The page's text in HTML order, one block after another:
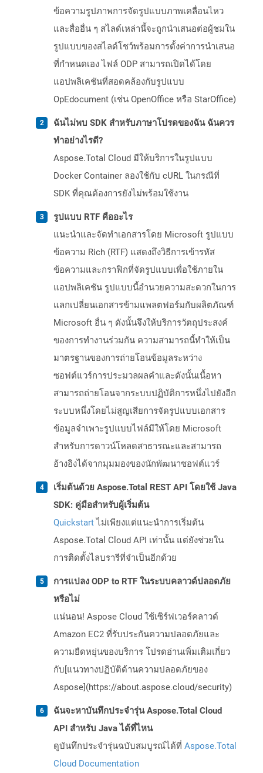
ข้อความรูปภาพการจัดรูปแบบภาพเคลื่อนไหว
และสื่ออื่น ๆ สไลด์เหล่านี้จะถูกนำเสนอต่อผู้ชมใน
รูปแบบของสไลด์โชว์พร้อมการตั้งค่าการนำเสนอ
ที่กำหนดเอง ไฟล์ ODP สามารถเปิดได้โดย
แอปพลิเคชันที่สอดคล้องกับรูปแบบ
OpEdocument (เช่น OpenOffice หรือ StarOffice)
ฉันไม่พบ SDK สำหรับภาษาโปรดของฉัน ฉันควร
ทำอย่างไรดี?
Aspose.Total Cloud มีให้บริการในรูปแบบ
Docker Container ลองใช้กับ cURL ในกรณีที่
SDK ที่คุณต้องการยังไม่พร้อมใช้งาน
รูปแบบ RTF คืออะไร
แนะนำและจัดทำเอกสารโดย Microsoft รูปแบบ
ข้อความ Rich (RTF) แสดงถึงวิธีการเข้ารหัส
ข้อความและกราฟิกที่จัดรูปแบบเพื่อใช้ภายใน
แอปพลิเคชัน รูปแบบนี้อำนวยความสะดวกในการ
แลกเปลี่ยนเอกสารข้ามแพลตฟอร์มกับผลิตภัณฑ์
Microsoft อื่น ๆ ดังนั้นจึงให้บริการวัตถุประสงค์
ของการทำงานร่วมกัน ความสามารถนี้ทำให้เป็น
มาตรฐานของการถ่ายโอนข้อมูลระหว่าง
ซอฟต์แวร์การประมวลผลคำและดังนั้นเนื้อหา
สามารถถ่ายโอนจากระบบปฏิบัติการหนึ่งไปยังอีก
ระบบหนึ่งโดยไม่สูญเสียการจัดรูปแบบเอกสาร
ข้อมูลจำเพาะรูปแบบไฟล์มีให้โดย Microsoft
สำหรับการดาวน์โหลดสาธารณะและสามารถ
อ้างอิงได้จากมุมมองของนักพัฒนาซอฟต์แวร์
เริ่มต้นด้วย Aspose.Total REST API โดยใช้ Java
SDK: คู่มือสำหรับผู้เริ่มต้น
Quickstartไม่เพียงแต่แนะนำการเริ่มต้น
Aspose.Total Cloud API เท่านั้น แต่ยังช่วยใน
การติดตั้งไลบรารีที่จำเป็นอีกด้วย
การแปลง ODP to RTF ในระบบคลาวด์ปลอดภัย
หรือไม่
แน่นอน! Aspose Cloud ใช้เซิร์ฟเวอร์คลาวด์
Amazon EC2 ที่รับประกันความปลอดภัยและ
ความยืดหยุ่นของบริการ โปรดอ่านเพิ่มเติมเกี่ยว
กับ[แนวทางปฏิบัติด้านความปลอดภัยของ
Aspose](https://about.aspose.cloud/security)
ฉันจะหาบันทึกประจำรุ่น Aspose.Total Cloud
API สำหรับ Java ได้ที่ไหน
ดูบันทึกประจำรุ่นฉบับสมบูรณ์ได้ที่ Aspose.Total
Cloud Documentation